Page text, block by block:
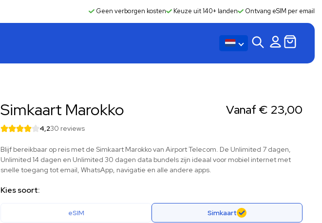
Geen verborgen kosten Keuze uit 140+ landen Ontvang eSIM per email
Simkaart Marokko Vanaf € 23,00
4,230 reviews
Blijf bereikbaar op reis met de Simkaart Marokko van Airport Telecom. De Unlimited 7 dagen,
Unlimited 14 dagen en Unlimited 30 dagen data bundels zijn ideaal voor mobiel internet met
snelle toegang tot email, WhatsApp, navigatie en alle andere apps.
Kies soort:
eSIM Simkaart